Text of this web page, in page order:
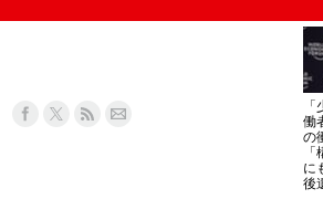
働
の
に
後